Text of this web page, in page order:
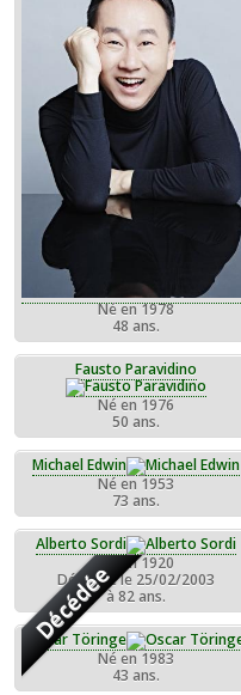
Né en 1978
48 ans.
Fausto Paravidino
Né en 1976
50 ans.
Michael Edwin
Né en 1953
73 ans.
Alberto Sordi
DécédéeNé en 1920
Décédée le 25/02/2003
à 82 ans.
Oscar Töringe
Né en 1983
43 ans.